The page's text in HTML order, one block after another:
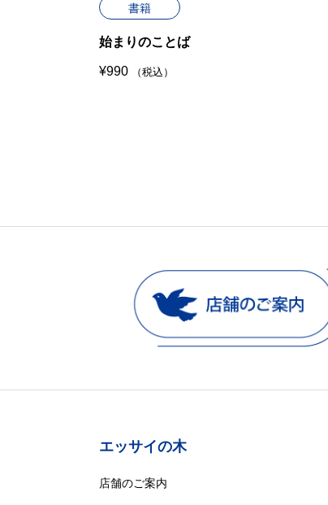
書籍
始まりのことば
¥990 （税込）
エッサイの木
店舗のご案内